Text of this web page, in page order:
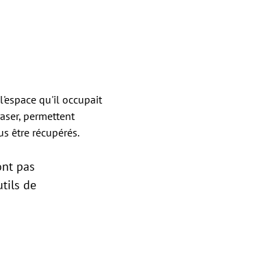
qu'il occupait
permettent
être récupérés.
pas
de